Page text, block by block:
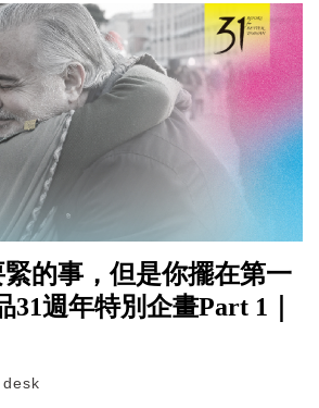
的事，但是你擺在第一
週年特別企畫Part 1｜